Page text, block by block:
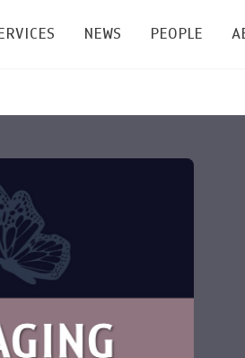
Graduate
Master's and PhD
& Symposium
PSY Stats Clinic
Wellness Center
Psychological Center for
Life Di
NEWS
Events &
Jobs
PEOPLE
Staffs